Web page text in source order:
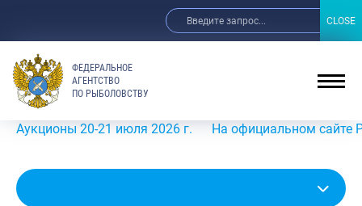
ФЕДЕРАЛЬНОЕ
АГЕНТСТВО
ПО РЫБОЛОВСТВУ
20-21 июля 2026 г. На официальном сайте
CLOSE
CLOSE